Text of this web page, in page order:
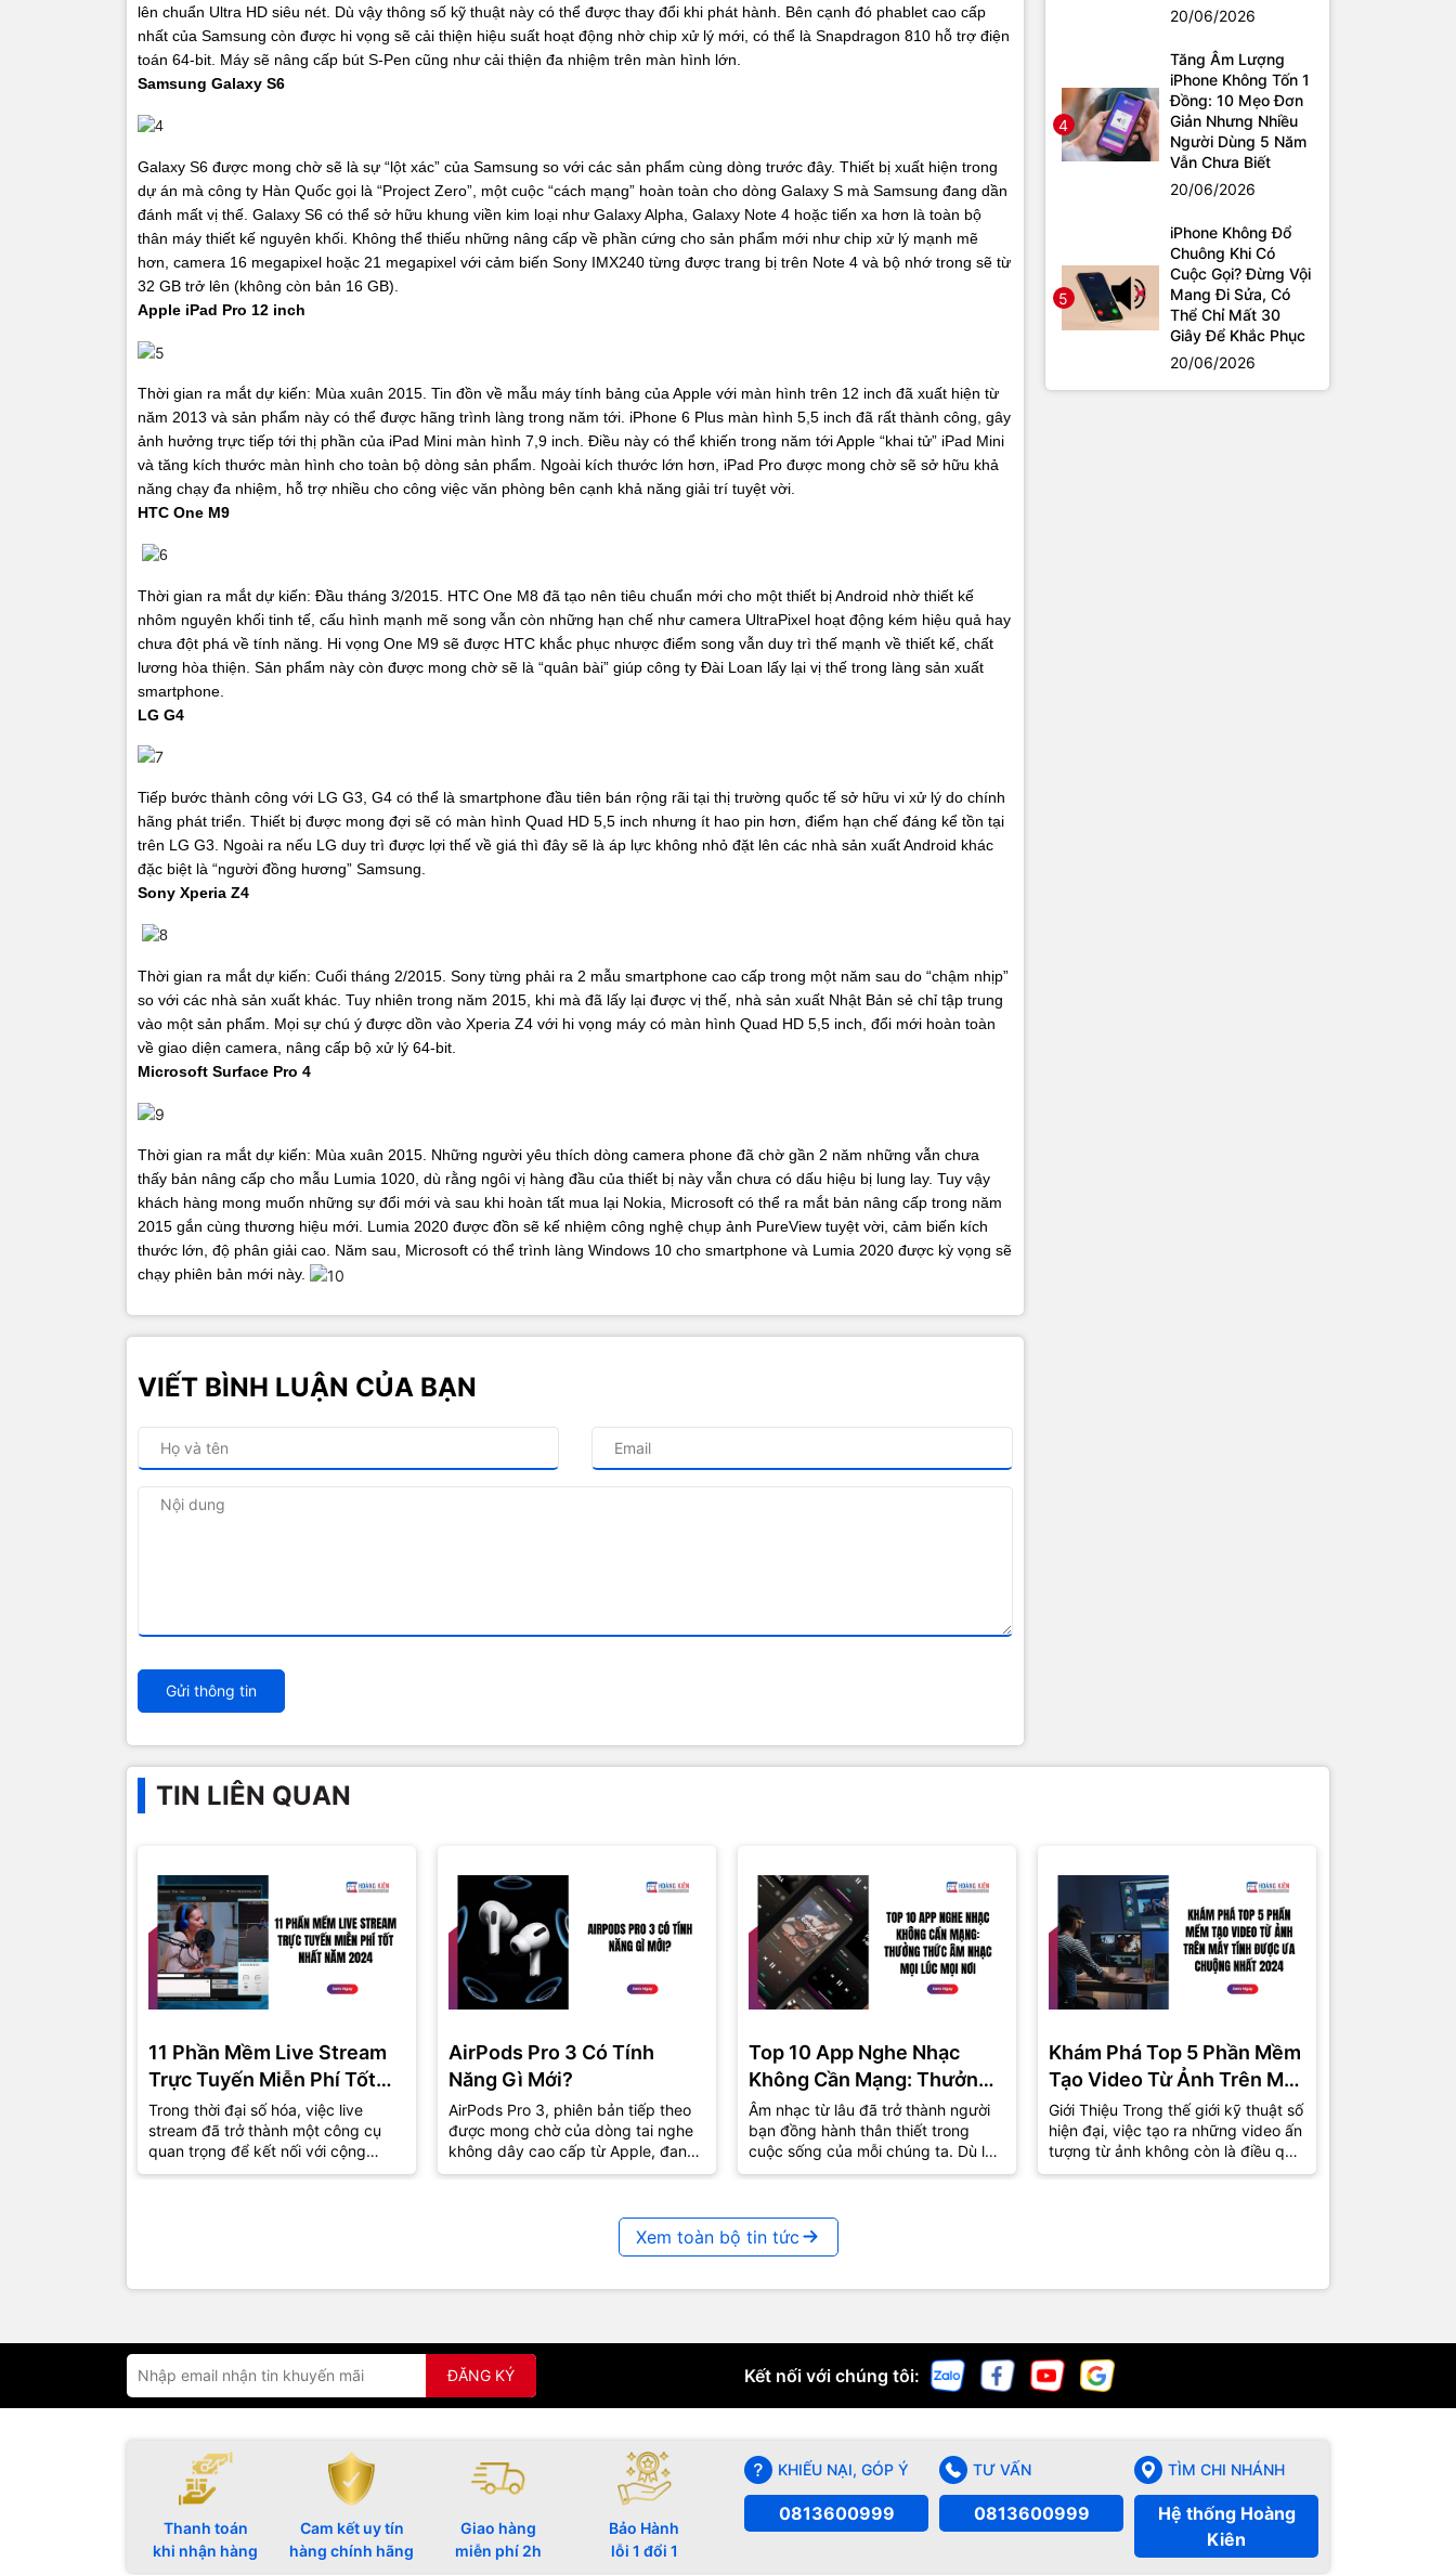
lên chuẩn Ultra HD siêu nét. Dù vậy thông số kỹ thuật này có thể được thay đổi khi phát hành. Bên cạnh đó phablet cao cấp
nhất của Samsung còn được hi vọng sẽ cải thiện hiệu suất hoạt động nhờ chip xử lý mới, có thể là Snapdragon 810 hỗ trợ điện
toán 64-bit. Máy sẽ nâng cấp bút S-Pen cũng như cải thiện đa nhiệm trên màn hình lớn.
Samsung Galaxy S6
Galaxy S6 được mong chờ sẽ là sự “lột xác” của Samsung so với các sản phẩm cùng dòng trước đây. Thiết bị xuất hiện trong
dự án mà công ty Hàn Quốc gọi là “Project Zero”, một cuộc “cách mạng” hoàn toàn cho dòng Galaxy S mà Samsung đang dần
đánh mất vị thế. Galaxy S6 có thể sở hữu khung viền kim loại như Galaxy Alpha, Galaxy Note 4 hoặc tiến xa hơn là toàn bộ
thân máy thiết kế nguyên khối. Không thể thiếu những nâng cấp về phần cứng cho sản phẩm mới như chip xử lý mạnh mẽ
hơn, camera 16 megapixel hoặc 21 megapixel với cảm biến Sony IMX240 từng được trang bị trên Note 4 và bộ nhớ trong sẽ từ
32 GB trở lên (không còn bản 16 GB).
Apple iPad Pro 12 inch
Thời gian ra mắt dự kiến: Mùa xuân 2015. Tin đồn về mẫu máy tính bảng của Apple với màn hình trên 12 inch đã xuất hiện từ
năm 2013 và sản phẩm này có thể được hãng trình làng trong năm tới. iPhone 6 Plus màn hình 5,5 inch đã rất thành công, gây
ảnh hưởng trực tiếp tới thị phần của iPad Mini màn hình 7,9 inch. Điều này có thể khiến trong năm tới Apple “khai tử” iPad Mini
và tăng kích thước màn hình cho toàn bộ dòng sản phẩm. Ngoài kích thước lớn hơn, iPad Pro được mong chờ sẽ sở hữu khả
năng chạy đa nhiệm, hỗ trợ nhiều cho công việc văn phòng bên cạnh khả năng giải trí tuyệt vời.
HTC One M9
Thời gian ra mắt dự kiến: Đầu tháng 3/2015. HTC One M8 đã tạo nên tiêu chuẩn mới cho một thiết bị Android nhờ thiết kế
nhôm nguyên khối tinh tế, cấu hình mạnh mẽ song vẫn còn những hạn chế như camera UltraPixel hoạt động kém hiệu quả hay
chưa đột phá về tính năng. Hi vọng One M9 sẽ được HTC khắc phục nhược điểm song vẫn duy trì thế mạnh về thiết kế, chất
lương hòa thiện. Sản phẩm này còn được mong chờ sẽ là “quân bài” giúp công ty Đài Loan lấy lại vị thế trong làng sản xuất
smartphone.
LG G4
Tiếp bước thành công với LG G3, G4 có thể là smartphone đầu tiên bán rộng rãi tại thị trường quốc tế sở hữu vi xử lý do chính
hãng phát triển. Thiết bị được mong đợi sẽ có màn hình Quad HD 5,5 inch nhưng ít hao pin hơn, điểm hạn chế đáng kể tồn tại
trên LG G3. Ngoài ra nếu LG duy trì được lợi thế về giá thì đây sẽ là áp lực không nhỏ đặt lên các nhà sản xuất Android khác
đặc biệt là “người đồng hương” Samsung.
Sony Xperia Z4
Thời gian ra mắt dự kiến: Cuối tháng 2/2015. Sony từng phải ra 2 mẫu smartphone cao cấp trong một năm sau do “chậm nhịp”
so với các nhà sản xuất khác. Tuy nhiên trong năm 2015, khi mà đã lấy lại được vị thế, nhà sản xuất Nhật Bản sẻ chỉ tập trung
vào một sản phẩm. Mọi sự chú ý được dồn vào Xperia Z4 với hi vọng máy có màn hình Quad HD 5,5 inch, đổi mới hoàn toàn
về giao diện camera, nâng cấp bộ xử lý 64-bit.
Microsoft Surface Pro 4
Thời gian ra mắt dự kiến: Mùa xuân 2015. Những người yêu thích dòng camera phone đã chờ gần 2 năm những vẫn chưa
thấy bản nâng cấp cho mẫu Lumia 1020, dù rằng ngôi vị hàng đầu của thiết bị này vẫn chưa có dấu hiệu bị lung lay. Tuy vậy
khách hàng mong muốn những sự đổi mới và sau khi hoàn tất mua lại Nokia, Microsoft có thể ra mắt bản nâng cấp trong năm
2015 gắn cùng thương hiệu mới. Lumia 2020 được đồn sẽ kế nhiệm công nghệ chụp ảnh PureView tuyệt vời, cảm biến kích
thước lớn, độ phân giải cao. Năm sau, Microsoft có thể trình làng Windows 10 cho smartphone và Lumia 2020 được kỳ vọng sẽ
chạy phiên bản mới này.
VIẾT BÌNH LUẬN CỦA BẠN
Gửi thông tin
20/06/2026
4
Tăng Âm Lượng
iPhone Không Tốn 1
Đồng: 10 Mẹo Đơn
Giản Nhưng Nhiều
Người Dùng 5 Năm
Vẫn Chưa Biết
20/06/2026
5
iPhone Không Đổ
Chuông Khi Có
Cuộc Gọi? Đừng Vội
Mang Đi Sửa, Có
Thể Chỉ Mất 30
Giây Để Khắc Phục
20/06/2026
TIN LIÊN QUAN
11 Phần Mềm Live Stream
Trực Tuyến Miễn Phí Tốt
Nhất Năm 2024
Trong thời đại số hóa, việc live
stream đã trở thành một công cụ
quan trọng để kết nối với cộng
đồng và khán giả. Dù bạn là một
AirPods Pro 3 Có Tính
Năng Gì Mới?
AirPods Pro 3, phiên bản tiếp theo
được mong chờ của dòng tai nghe
không dây cao cấp từ Apple, đang
thu hút sự quan tâm lớn từ cộng
Top 10 App Nghe Nhạc
Không Cần Mạng: Thưởng
Thức Âm Nhạc Mọi Nơi
Âm nhạc từ lâu đã trở thành người
bạn đồng hành thân thiết trong
cuộc sống của mỗi chúng ta. Dù là
lúc vui hay buồn, âm nhạc luôn
Khám Phá Top 5 Phần Mềm
Tạo Video Từ Ảnh Trên Máy
Tính Được Ưa Chuộng Nhất
2024
Giới Thiệu Trong thế giới kỹ thuật số
hiện đại, việc tạo ra những video ấn
tượng từ ảnh không còn là điều quá
xa lạ. Từ những bức ảnh kỷ...
Xem toàn bộ tin tức
ĐĂNG KÝ Kết nối với chúng tôi:
Thanh toán
khi nhận hàng
Cam kết uy tín
hàng chính hãng
Giao hàng
miễn phí 2h
Bảo Hành
lỗi 1 đổi 1
KHIẾU NẠI, GÓP Ý
0813600999
TƯ VẤN
0813600999
TÌM CHI NHÁNH
Hệ thống Hoàng
Kiên